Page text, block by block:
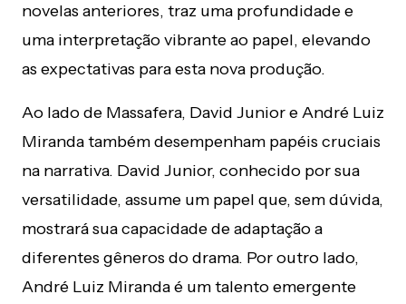
novelas anteriores, traz uma profundidade e
uma interpretação vibrante ao papel, elevando
as expectativas para esta nova produção.
Ao lado de Massafera, David Junior e André Luiz
Miranda também desempenham papéis cruciais
na narrativa. David Junior, conhecido por sua
versatilidade, assume um papel que, sem dúvida,
mostrará sua capacidade de adaptação a
diferentes gêneros do drama. Por outro lado,
André Luiz Miranda é um talento emergente